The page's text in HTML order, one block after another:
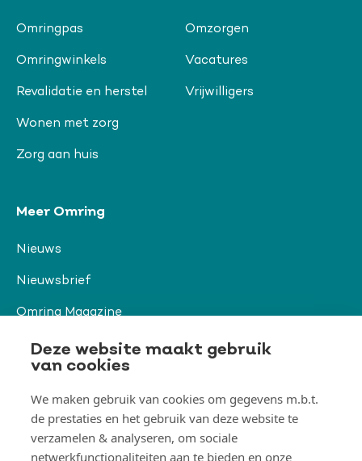
Deze website maakt gebruik
van cookies
We maken gebruik van cookies om gegevens m.b.t.
de prestaties en het gebruik van deze website te
verzamelen & analyseren, om sociale
netwerkfunctionaliteiten aan te bieden en onze
Omringpas
Omringwinkels
Revalidatie en herstel
Wonen met zorg
Zorg aan huis
Omzorgen
Vacatures
Vrijwilligers
Meer Omring
Nieuws
Nieuwsbrief
Omring Magazine
Verwijzers
Organisatie & beleid